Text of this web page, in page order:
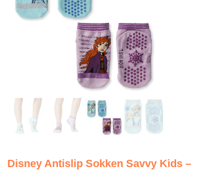
Disney Antislip Sokken Savvy Kids –